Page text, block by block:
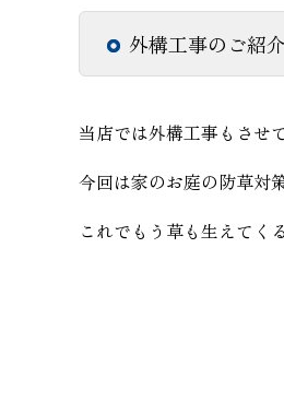
外構工事のご紹
当店では外構工事もさせ
今回は家のお庭の防草対
これでもう草も生えてく